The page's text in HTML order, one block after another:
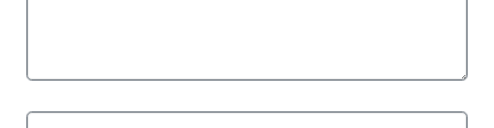
questo
campo